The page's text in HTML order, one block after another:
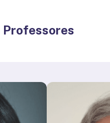
Professores